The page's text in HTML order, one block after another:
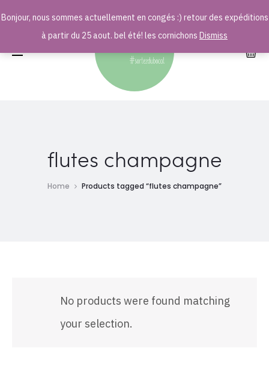
flutes champagne
Home Products tagged “flutes champagne”
No products were found matching
your selection.
Bonjour, nous sommes actuellement en congés :) retour des expéditions
à partir du 25 aout. bel été! les cornichons Dismiss